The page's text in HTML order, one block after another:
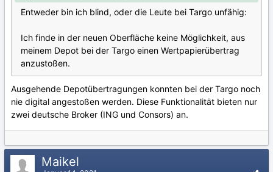
Entweder bin ich blind, oder die Leute bei Targo unfähig:
Ich finde in der neuen Oberfläche keine Möglichkeit, aus
meinem Depot bei der Targo einen Wertpapierübertrag
anzustoßen.
Ausgehende Depotübertragungen konnten bei der Targo noch
nie digital angestoßen werden. Diese Funktionalität bieten nur
zwei deutsche Broker (ING und Consors) an.
Maikel